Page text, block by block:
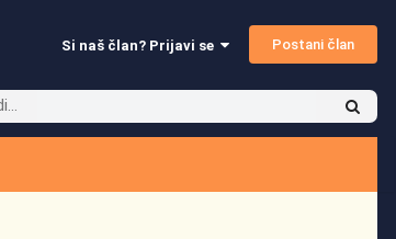
Si naš član? Prijavi se Postani član